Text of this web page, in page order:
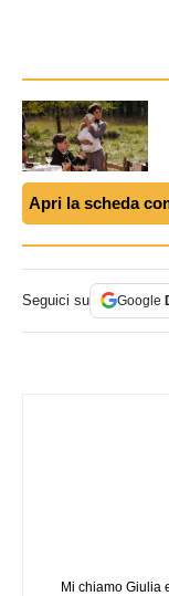
Apri la scheda
Seguici su Google
Mi chiamo Giulia